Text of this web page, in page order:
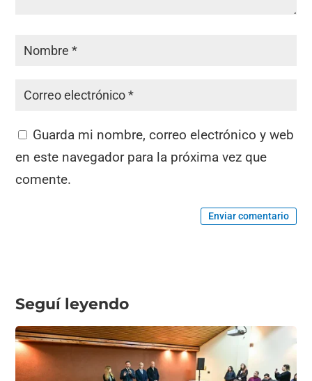
Guarda mi nombre, correo electrónico y web
en este navegador para la próxima vez que
comente.
Enviar comentario
Seguí leyendo